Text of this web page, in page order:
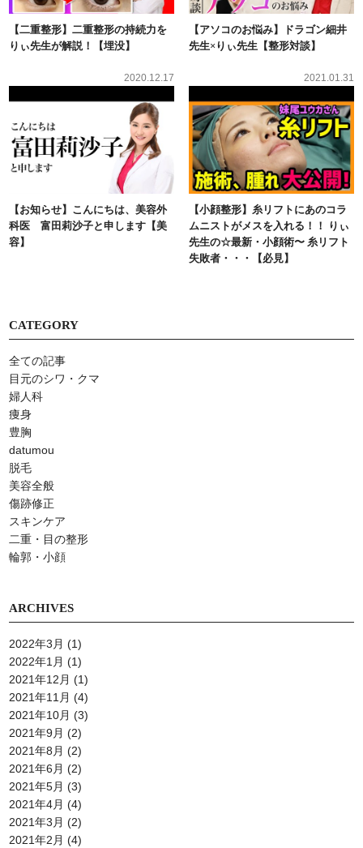
【二重整形】二重整形の持続力を
りぃ先生が解説！【埋没】
【アソコのお悩み】ドラゴン細井
先生×りぃ先生【整形対談】
2020.12.17
【お知らせ】こんにちは、美容外
科医 富田莉沙子と申します【美
容】
2021.01.31
【小顔整形】糸リフトにあのコラ
ムニストがメスを入れる！！ りぃ
先生の☆最新・小顔術〜 糸リフト
失敗者・・・【必見】
CATEGORY
全ての記事
⽬元のシワ・クマ
婦人科
痩身
豊胸
datumou
脱毛
美容全般
傷跡修正
スキンケア
⼆重・⽬の整形
輪郭・小顔
ARCHIVES
2022年3月 (1)
2022年1月 (1)
2021年12月 (1)
2021年11月 (4)
2021年10月 (3)
2021年9月 (2)
2021年8月 (2)
2021年6月 (2)
2021年5月 (3)
2021年4月 (4)
2021年3月 (2)
2021年2月 (4)